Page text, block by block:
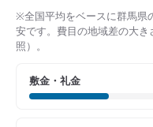
※全国平均をベースに群馬県
安です。費目の地域差の大
照）。
敷金・礼金